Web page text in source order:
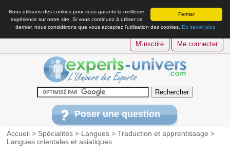
Fermer
Nous utilisons des cookies pour vous garantir la meilleure
expérience sur notre site. Si vous continuez à utiliser ce
dernier, nous considérons que vous acceptez l’utilisation des cookies. En savoir plus
M'inscrire Me connecter
Poser une question
Accueil > Spécialités > Langues >Traduction et apprentissage >
Langues orientales et asiatiques